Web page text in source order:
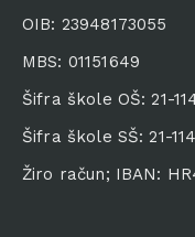
OIB: 23948173055
MBS: 01151649
Šifra škole OŠ: 21-
Šifra škole SŠ: 21-
Žiro račun; IBAN: